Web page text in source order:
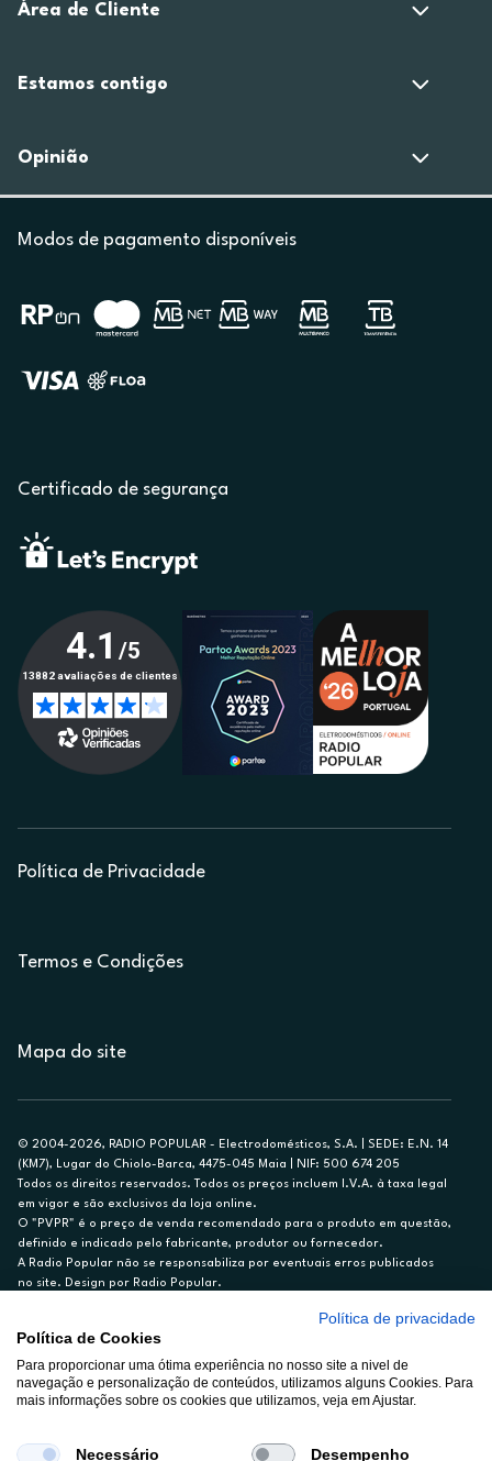
Área de Cliente
Estamos contigo
Opinião
Modos de pagamento disponíveis
Certificado de segurança
Política de Privacidade
Termos e Condições
Mapa do site
© 2004-2026, RADIO POPULAR - Electrodomésticos, S.A. | SEDE: E.N. 14
(KM7), Lugar do Chiolo-Barca, 4475-045 Maia | NIF: 500 674 205
Todos os direitos reservados. Todos os preços incluem I.V.A. à taxa legal
em vigor e são exclusivos da loja online.
O "PVPR" é o preço de venda recomendado para o produto em questão,
definido e indicado pelo fabricante, produtor ou fornecedor.
A Radio Popular não se responsabiliza por eventuais erros publicados
no site. Design por Radio Popular.
Ex. para limite de crédito de €1.500, reembolsado em 12 meses, TAN
14,79%.
Crédito sujeito a aprovação pelo Cetelem, marca BNP Paribas Personal
Finance, S.A., Sucursal em Portugal. Informe-se no 21 721 90 00 (dias
A Rádio Popular – Eletrodomésticos S.A. (Registo BdP848) atua como
Política de privacidade
Política de Cookies
Para proporcionar uma ótima experiência no nosso site a nivel de
navegação e personalização de conteúdos, utilizamos alguns Cookies. Para
mais informações sobre os cookies que utilizamos, veja em Ajustar.
Necessário Desempenho